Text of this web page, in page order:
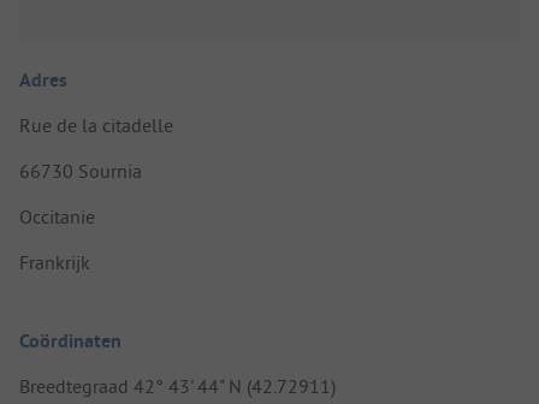
Adres
Rue de la citadelle
66730 Sournia
Occitanie
Frankrijk
Coördinaten
Breedtegraad 42° 43' 44" N (42.72911)